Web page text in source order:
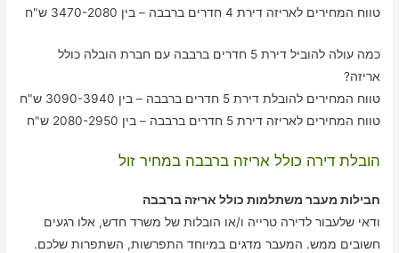
טווח המחירים לאריזה דירת 4 חדרים ברבבה – בין 3470-2080 ש"ח
כמה עולה להוביל דירת 5 חדרים ברבבה עם חברת הובלה כולל
אריזה?
טווח המחירים להובלת דירת 5 חדרים ברבבה – בין 3090-3940 ש"ח
טווח המחירים לאריזה דירת 5 חדרים ברבבה – בין 2080-2950 ש"ח
הובלת דירה כולל אריזה ברבבה במחיר זול
חבילות מעבר משתלמות כולל אריזה ברבבה
ודאי שלעבור לדירה טרייה ו/או הובלות של משרד חדש, אלו רגעים
חשובים ממש. המעבר מדגים במיוחד התפרשות, השתפרות שלכם.